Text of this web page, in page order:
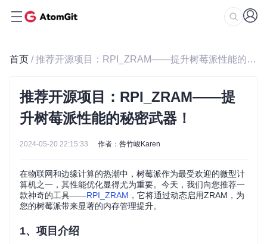
首页 / 推荐开源项目：RPI_ZRAM——提升树莓派性能的秘密武器！
推荐开源项目：RPI_ZRAM——提
升树莓派性能的秘密武器！
2024-05-20 22:15:33 作者：咎竹峻Karen
在物联网和边缘计算的热潮中，树莓派作为最受欢迎的微型计
算机之一，其性能优化显得尤为重要。今天，我们向您推荐一
款神奇的工具——RPI_ZRAM ，它将通过动态启用ZRAM，为
您的树莓派带来显著的内存管理提升。
1、项目介绍